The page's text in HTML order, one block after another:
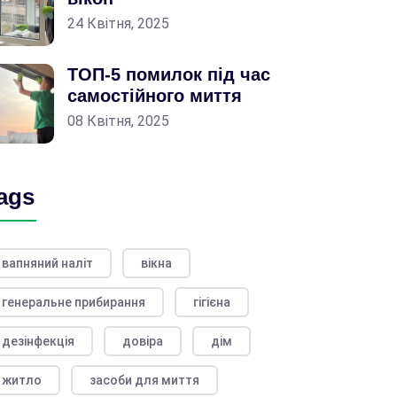
24 Квітня, 2025
ТОП-5 помилок під час
самостійного миття
08 Квітня, 2025
вапняний наліт вікна
генеральне прибирання гігієна
дезінфекція довіра дім
житло засоби для миття